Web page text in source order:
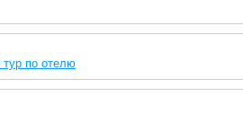
тур по отелю